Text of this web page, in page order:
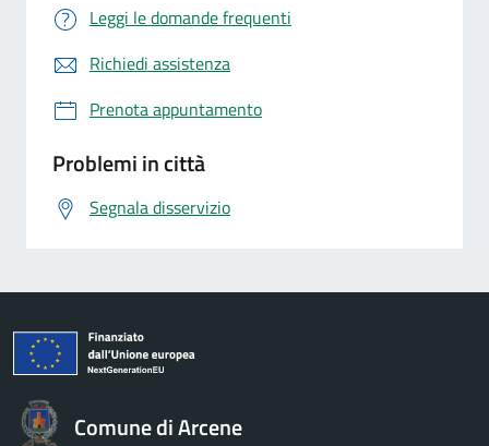
Leggi le domande frequenti
Richiedi assistenza
Prenota appuntamento
Problemi in città
Segnala disservizio
Comune di Arcene